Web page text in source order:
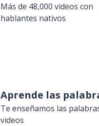
Más de 48,000 videos con
hablantes nativos
Aprende las
Te enseñamos las
videos